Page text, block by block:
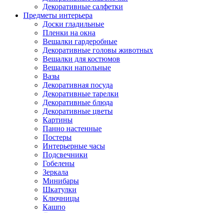
Декоративные салфетки
Предметы интерьера
Доски гладильные
Пленки на окна
Вешалки гардеробные
Декоративные головы животных
Вешалки для костюмов
Вешалки напольные
Вазы
Декоративная посуда
Декоративные тарелки
Декоративные блюда
Декоративные цветы
Картины
Панно настенные
Постеры
Интерьерные часы
Подсвечники
Гобелены
Зеркала
Минибары
Шкатулки
Ключницы
Кашпо